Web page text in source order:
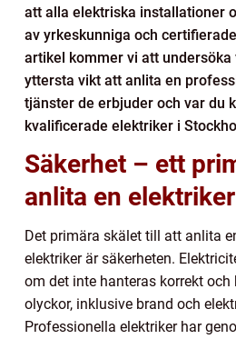
att alla elektriska installationer
av yrkeskunniga och
artikel kommer vi att
yttersta vikt att anlita en
tjänster de erbjuder och var du
kvalificerade elektriker i
Säkerhet – ett
anlita en elektriker
Det primära skälet till att anlita
elektriker är säkerheten.
om det inte hanteras korrekt
olyckor, inklusive brand och
Professionella elektriker har